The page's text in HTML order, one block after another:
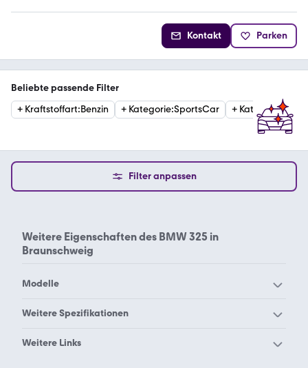
Kontakt Parken
Beliebte passende Filter
+ Kraftstoffart:Benzin + Kategorie:SportsCar + Kategorie:
Filter anpassen
Weitere Eigenschaften des BMW 325 in
Braunschweig
Modelle
BMW 114
Weitere Spezifikationen
BMW 325 Aachen
Weitere Links